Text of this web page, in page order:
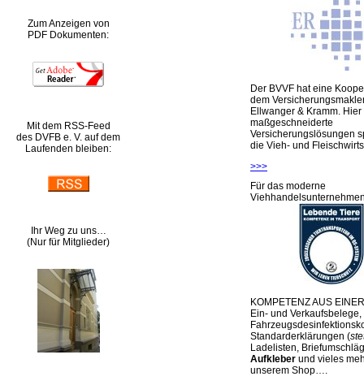
Zum Anzeigen von
PDF Dokumenten:
Mit dem RSS-Feed
des DVFB e. V. auf dem
Laufenden bleiben:
Ihr Weg zu uns…
(Nur für Mitglieder)
Der BVVF hat eine
dem
Ellwanger & Kramm.
maßgeschneiderte
Versicherungslösungen
die Vieh- und
>>>
Für das moderne
KOMPETENZ AUS
Ein- und Verkaufsbelege,
Standarderklärungen (
Ladelisten,
Aufkleber und vieles
unserem Shop….